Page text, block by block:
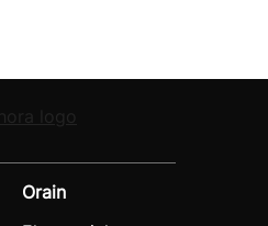
Orain